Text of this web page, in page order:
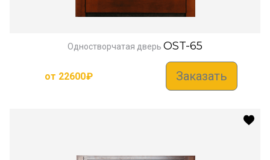
Одностворчатая дверь OST-65
от 22600₽ Заказать